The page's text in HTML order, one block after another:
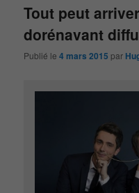
Tout peut
dorénavant
Publié le4 mars 2015 par